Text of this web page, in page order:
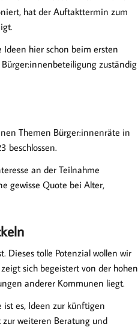
hat der Auftakttermin zum
Ideen hier schon beim ersten
zuständig
Themen Bürger:innenräte in
beschlossen.
an der Teilnahme
gewisse Quote bei Alter,
Dieses tolle Potenzial wollen wir
sich begeistert von der hohen
anderer Kommunen liegt.
es, Ideen zur künftigen
zur weiteren Beratung und